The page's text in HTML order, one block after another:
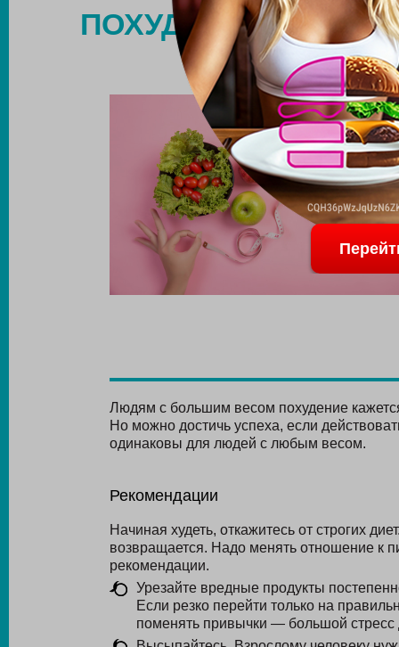
ПОХУДЕНИЕ ДЛЯ
С
Людям с большим весом похудение
Но можно достичь успеха, если
одинаковы для людей с любым весом.
Рекомендации
Начиная худеть, откажитесь от строгих
возвращается. Надо менять отношение к
рекомендации.
Урезайте вредные продукты
Если резко перейти только на
поменять привычки — большой стресс